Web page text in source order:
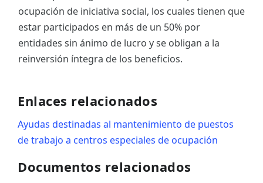
ocupación de iniciativa social, los cuales tienen que
estar participados en más de un 50% por
entidades sin ánimo de lucro y se obligan a la
reinversión íntegra de los beneficios.
Enlaces relacionados
Ayudas destinadas al mantenimiento de puestos
de trabajo a centros especiales de ocupación
Documentos relacionados